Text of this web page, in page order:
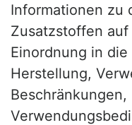
Informationen zu
Zusatzstoffen
Einordnung in
Herstellung,